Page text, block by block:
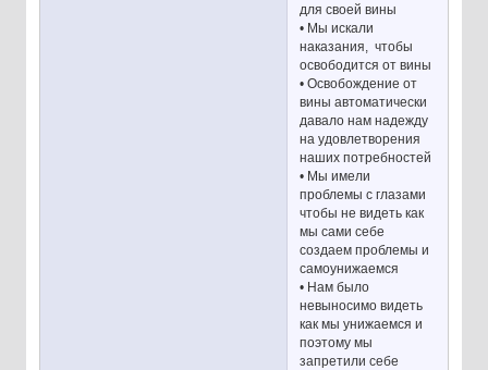
для своей вины
• Мы искали
наказания, чтобы
освободится от вины
• Освобождение от
вины автоматически
давало нам надежду
на удовлетворения
наших потребностей
• Мы имели
проблемы с глазами
чтобы не видеть как
мы сами себе
создаем проблемы и
самоунижаемся
• Нам было
невыносимо видеть
как мы унижаемся и
поэтому мы
запретили себе